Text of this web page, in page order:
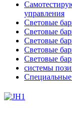
управления
Световые
Световые
Световые
Световые
Световые
системы
Специальные